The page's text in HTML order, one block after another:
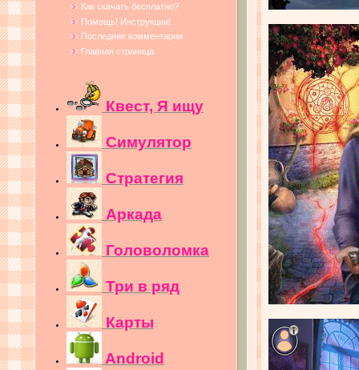
Как скачать бесплатно?
Помощь! Инструкции!
Последние комментарии
Главная страница
Квест, Я ищу
Симулятор
Стратегия
Аркада
Головоломка
Три в ряд
Карты
Android